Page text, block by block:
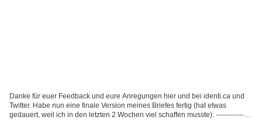
Danke für euer Feedback und eure Anregungen hier und bei identi.ca und
Twitter. Habe nun eine finale Version meines Briefes fertig (hat etwas
gedauert, weil ich in den letzten 2 Wochen viel schaffen musste): ---------------